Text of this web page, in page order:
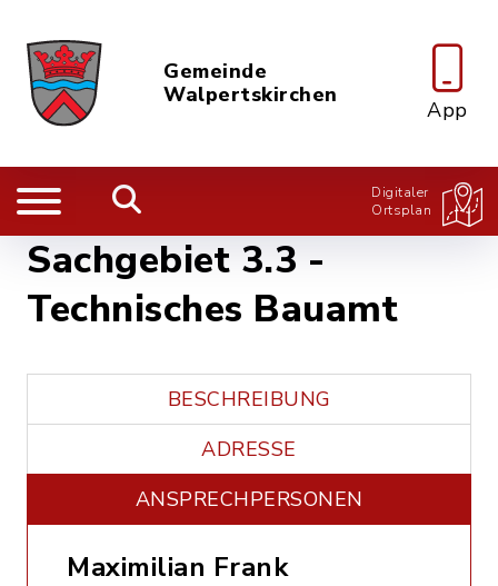
Gemeinde
Walpertskirchen
App
Digitaler
Ortsplan
Sachgebiet 3.3 -
Technisches Bauamt
BESCHREIBUNG
ADRESSE
ANSPRECHPERSONEN
Maximilian Frank